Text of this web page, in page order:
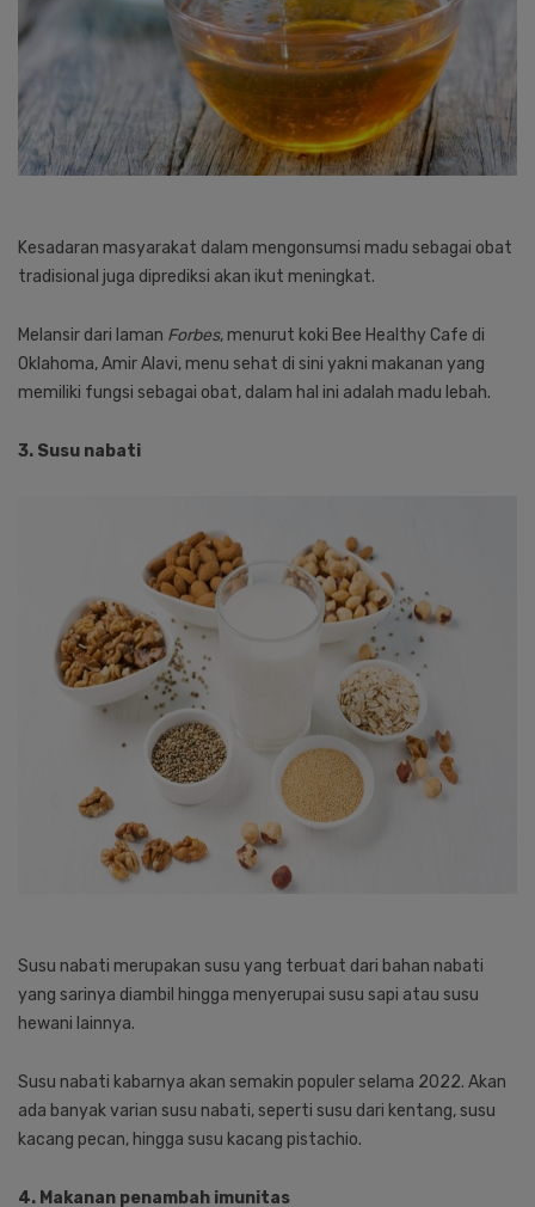
Kesadaran masyarakat dalam mengonsumsi madu sebagai obat
tradisional juga diprediksi akan ikut meningkat.
Melansir dari laman Forbes, menurut koki Bee Healthy Cafe di
Oklahoma, Amir Alavi, menu sehat di sini yakni makanan yang
memiliki fungsi sebagai obat, dalam hal ini adalah madu lebah.
3. Susu nabati
Susu nabati merupakan susu yang terbuat dari bahan nabati
yang sarinya diambil hingga menyerupai susu sapi atau susu
hewani lainnya.
Susu nabati kabarnya akan semakin populer selama 2022. Akan
ada banyak varian susu nabati, seperti susu dari kentang, susu
kacang pecan, hingga susu kacang pistachio.
4. Makanan penambah imunitas